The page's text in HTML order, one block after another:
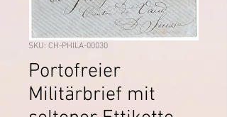
SKU: CH-PHILA-00030
Portofreier
Militärbrief mit